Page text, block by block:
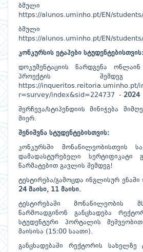
https://alunos.uminho.pt/EN/
https://alunos.uminho.pt/EN/
კონკურსის ეტაპები სტუდენტებისთვის:
დოკუმენტაციის წარდგენა
პროექტის შემდეგ
https://inqueritos.reitoria.uminho.pt/
r=survey/index&sid=224737 - 2024
შერჩევა/სტიპენდიის მინიჭება
მიერ.
შენიშვნა სტუდენტებისთვის:
კონკურსში მონაწილეობისთვის
დამადასტურებელი სერტიფიკატი
წარმატებით გავლის შემდეგ!
ტესტირება/გამოცდა ინგლისურ ენაში
24 მაისი, 11 მაისი.
ტესტირებაში მონაწილეობის
წარმოადგინონ განცხადება
სტუდენტური პორტალის
მაისისა (15:00 საათი).
განცხადებაში რექტორის სახელზე